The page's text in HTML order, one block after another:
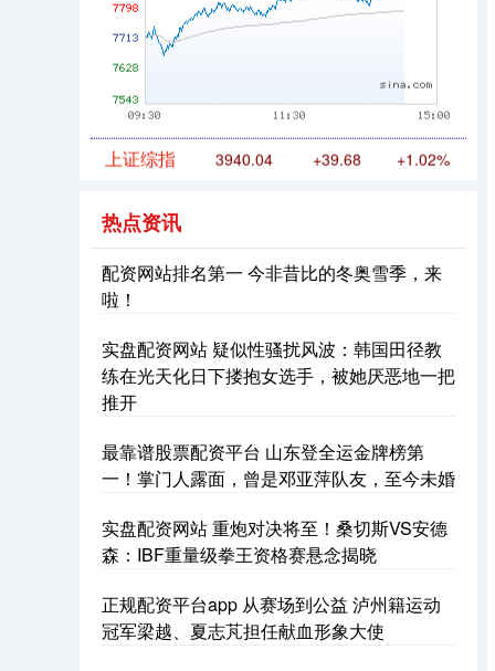
期指IC0 7877.80 +164.40
上证综指 3940.04 +39.68 +1.02%
深证成指 14311.01 +200.89 +1.42%
热点资讯
配资网站排名第一 今非昔比的冬奥雪季，来
啦！
实盘配资网站 疑似性骚扰风波：韩国田径教
练在光天化日下搂抱女选手，被她厌恶地一把
推开
最靠谱股票配资平台 山东登全运金牌榜第
一！掌门人露面，曾是邓亚萍队友，至今未婚
实盘配资网站 重炮对决将至！桑切斯VS安德
森：IBF重量级拳王资格赛悬念揭晓
正规配资平台app 从赛场到公益 泸州籍运动
冠军梁越、夏志芃担任献血形象大使